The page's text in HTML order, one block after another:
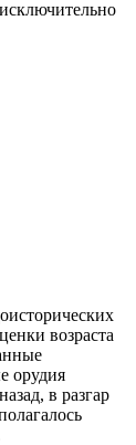
возраста
орудия
в разгар